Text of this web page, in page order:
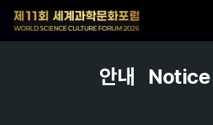
안내 Notice